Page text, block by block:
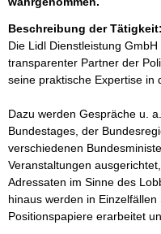
Beschreibung der Tätigkeit:
Die Lidl Dienstleistung
transparenter Partner der
seine praktische Expertise in
Dazu werden Gespräche u.
Bundestages, der
verschiedenen
Veranstaltungen
Adressaten im Sinne des
hinaus werden in